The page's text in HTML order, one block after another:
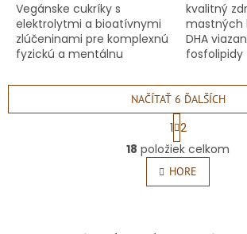
Vegánske cukríky s
elektrolytmi a bioatívnymi
zlúčeninami pre komplexnú
fyzickú a mentálnu
kvalitný
mastných
DHA
fosfolipidy
O
v
l
á
NAČÍTAŤ 6 ĎALŠÍCH
S
t
r
á
n
k
1 2
18 položiek celkom
HORE